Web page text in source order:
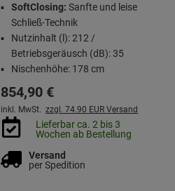
SoftClosing: Sanfte und leise
Schließ-Technik
Nutzinhalt (l): 212 /
Betriebsgeräusch (dB): 35
Nischenhöhe: 178 cm
854,90 €
inkl. MwSt. zzgl. 74.90 EUR Versand
Lieferbar ca. 2 bis 3
Wochen ab Bestellung
Versand
per Spedition